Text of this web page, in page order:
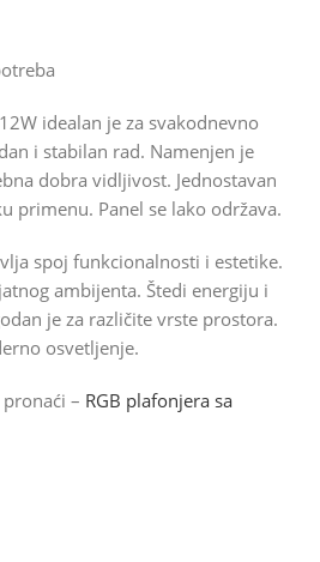
idealan je za svakodnevno
i stabilan rad. Namenjen je
dobra vidljivost. Jednostavan
primenu. Panel se lako održava.
spoj funkcionalnosti i estetike.
ambijenta. Štedi energiju i
je za različite vrste prostora.
osvetljenje.
– RGB plafonjera sa